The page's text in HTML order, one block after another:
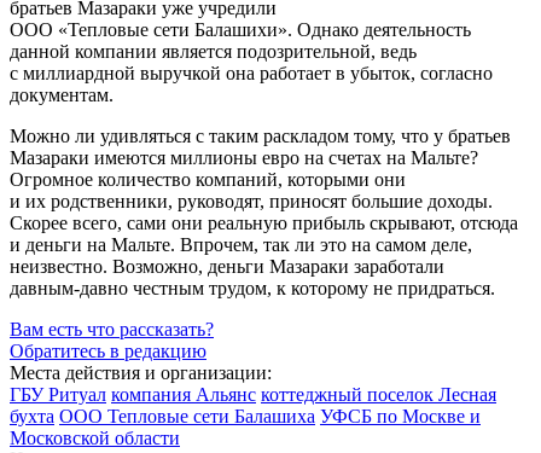
братьев Мазараки уже учредили
ООО «Тепловые сети Балашихи». Однако деятельность
данной компании является подозрительной, ведь
с миллиардной выручкой она работает в убыток, согласно
документам.
Можно ли удивляться с таким раскладом тому, что у братьев
Мазараки имеются миллионы евро на счетах на Мальте?
Огромное количество компаний, которыми они
и их родственники, руководят, приносят большие доходы.
Скорее всего, сами они реальную прибыль скрывают, отсюда
и деньги на Мальте. Впрочем, так ли это на самом деле,
неизвестно. Возможно, деньги Мазараки заработали
давным-давно честным трудом, к которому не придраться.
Вам есть что рассказать?
Обратитесь в редакцию
Места действия и организации:
ГБУ Ритуал компания Альянс коттеджный поселок Лесная
бухта ООО Тепловые сети Балашиха УФСБ по Москве и
Московской области